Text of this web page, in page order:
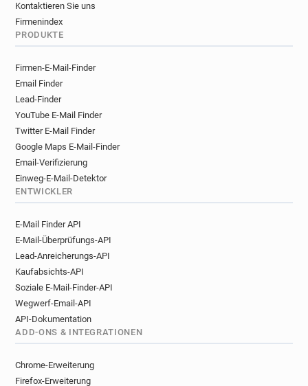
Kontaktieren Sie uns
Firmenindex
PRODUKTE
Firmen-E-Mail-Finder
Email Finder
Lead-Finder
YouTube E-Mail Finder
Twitter E-Mail Finder
Google Maps E-Mail-Finder
Email-Verifizierung
Einweg-E-Mail-Detektor
ENTWICKLER
E-Mail Finder API
E-Mail-Überprüfungs-API
Lead-Anreicherungs-API
Kaufabsichts-API
Soziale E-Mail-Finder-API
Wegwerf-Email-API
API-Dokumentation
ADD-ONS & INTEGRATIONEN
Chrome-Erweiterung
Firefox-Erweiterung